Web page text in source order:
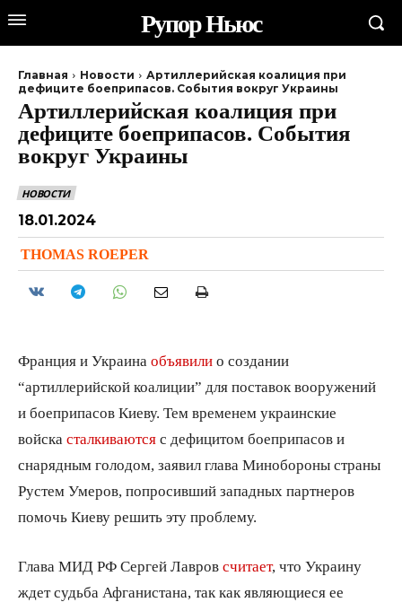
Рупор Ньюс
Главная Новости
Артиллерийская коалиция при
дефиците боеприпасов. События вокруг Украины
Артиллерийская коалиция при
дефиците боеприпасов. События
вокруг Украины
НОВОСТИ
18.01.2024
THOMAS ROEPER
Франция и Украина объявили о создании
“артиллерийской коалиции” для поставок вооружений
и боеприпасов Киеву. Тем временем украинские
войска сталкиваются с дефицитом боеприпасов и
снарядным голодом, заявил глава Минобороны страны
Рустем Умеров, попросивший западных партнеров
помочь Киеву решить эту проблему.
Глава МИД РФ Сергей Лавров считает, что Украину
ждет судьба Афганистана, так как являющиеся ее